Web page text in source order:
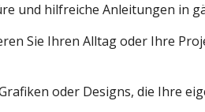
und hilfreiche Anleitungen in
Sie Ihren Alltag oder Ihre
oder Designs, die Ihre